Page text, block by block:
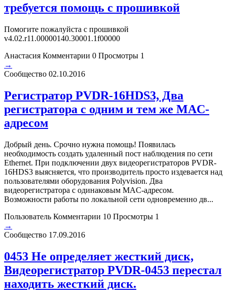
требуется помощь с прошивкой
Помогите пожалуйста с прошивкой
v4.02.r11.00000140.30001.1f00000
Анастасия Комментарии 0 Просмотры 1
→
Сообщество 02.10.2016
Регистратор PVDR-16HDS3, Два
регистратора с одним и тем же MAC-
адресом
Добрый день. Срочно нужна помощь! Появилась
необходимость создать удаленный пост наблюдения по сети
Ethernet. При подключении двух видеорегистраторов PVDR-
16HDS3 выясняется, что производитель просто издевается над
пользователями оборудования Polyvision. Два
видеорегистратора с одинаковым MAC-адресом.
Возможности работы по локальной сети одновременно дв...
Пользователь Комментарии 10 Просмотры 1
→
Сообщество 17.09.2016
0453 Не определяет жесткий диск,
Видеорегистратор PVDR-0453 перестал
находить жесткий диск.